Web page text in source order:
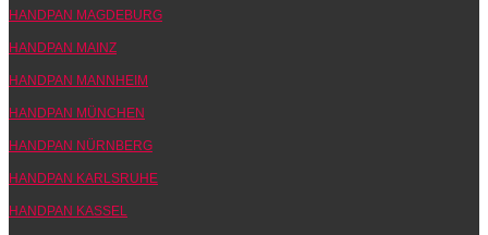
HANDPAN MAGDEBURG
HANDPAN MAINZ
HANDPAN MANNHEIM
HANDPAN MÜNCHEN
HANDPAN NÜRNBERG
HANDPAN KARLSRUHE
HANDPAN KASSEL